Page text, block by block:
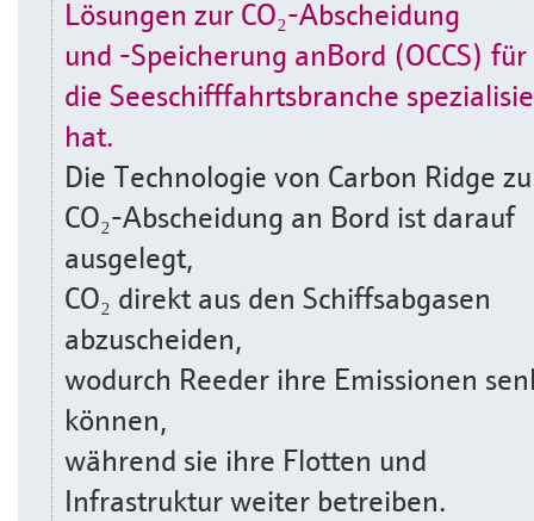
Lösungen zur CO₂-Abscheidung
und -Speicherung anBord (OCCS) für
die Seeschifffahrtsbranche
hat.
Die Technologie von Carbon Ridge
CO₂-Abscheidung an Bord ist darauf
ausgelegt,
CO₂ direkt aus den Schiffsabgasen
abzuscheiden,
wodurch Reeder ihre Emissionen
können,
während sie ihre Flotten und
Infrastruktur weiter betreiben.